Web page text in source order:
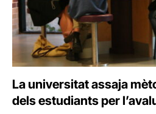
La universitat assaja
dels estudiants per